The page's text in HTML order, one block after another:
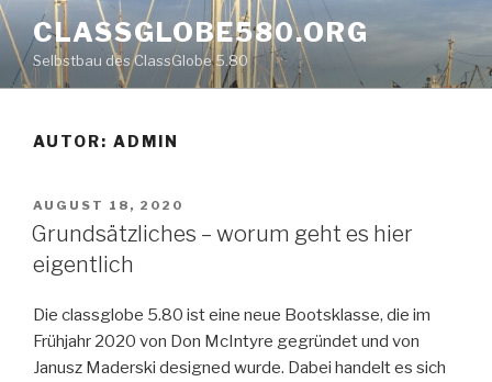
Zum
Inhalt
springen
CLASSGLOBE580.ORG
Selbstbau des ClassGlobe 5.80
AUTOR: ADMIN
VERÖFFENTLICHT
AM
AUGUST 18, 2020
Grundsätzliches – worum geht es hier
eigentlich
Die classglobe 5.80 ist eine neue Bootsklasse, die im
Frühjahr 2020 von Don McIntyre gegründet und von
Janusz Maderski designed wurde. Dabei handelt es sich